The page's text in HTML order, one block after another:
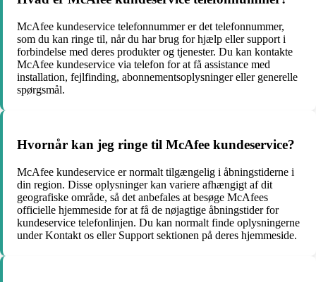
McAfee kundeservice telefonnummer er det telefonnummer,
som du kan ringe til, når du har brug for hjælp eller support i
forbindelse med deres produkter og tjenester. Du kan kontakte
McAfee kundeservice via telefon for at få assistance med
installation, fejlfinding, abonnementsoplysninger eller generelle
spørgsmål.
Hvornår kan jeg ringe til McAfee kundeservice?
McAfee kundeservice er normalt tilgængelig i åbningstiderne i
din region. Disse oplysninger kan variere afhængigt af dit
geografiske område, så det anbefales at besøge McAfees
officielle hjemmeside for at få de nøjagtige åbningstider for
kundeservice telefonlinjen. Du kan normalt finde oplysningerne
under Kontakt os eller Support sektionen på deres hjemmeside.